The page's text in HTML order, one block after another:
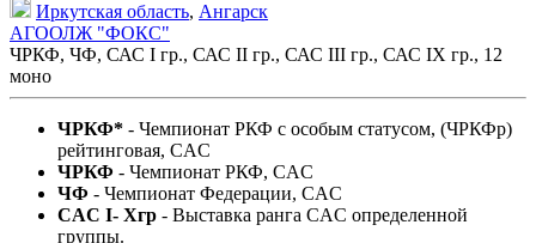
Иркутская область, Ангарск
АГООЛЖ "ФОКС"
ЧРКФ, ЧФ, САС I гр., САС II гр., САС III гр., САС IX гр., 12
моно
ЧРКФ* - Чемпионат РКФ c особым статусом, (ЧРКФр)
рейтинговая, CAC
ЧРКФ - Чемпионат РКФ, CAC
ЧФ - Чемпионат Федерации, CAC
CAC I- Xгр - Выставка ранга CAC определенной
группы.